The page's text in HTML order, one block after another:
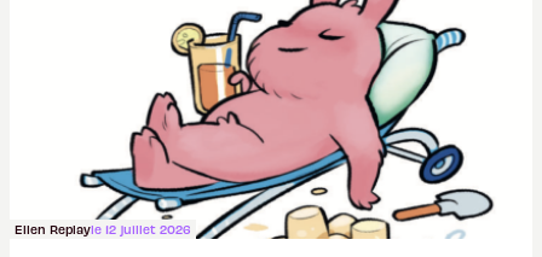
joueurs majeurs (+32 %). L'avenir appartient donc
aux adultes, qui ne sont jamais que des enfants
avec du pouvoir d'achat.P.
Ellen Replayle 12 juillet 2026